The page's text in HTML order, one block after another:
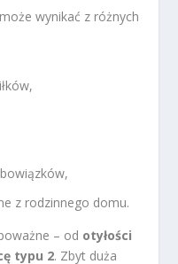
wynikać z różnych
z rodzinnego domu.
– od otyłości
typu 2. Zbyt duża